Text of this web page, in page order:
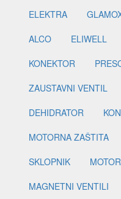
ELEKTRA
ALCO
ELIWELL
KONEKTOR
ZAUSTAVNI VENTIL
DEHIDRATOR
MOTORNA ZAŠTITA
SKLOPNIK
MAGNETNI VENTILI